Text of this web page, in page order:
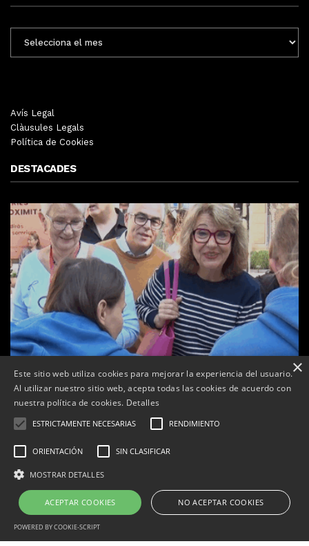
MENSUALS
Avís Legal
Clàusules Legals
Política de Cookies
DESTACADES
Tàrrega celebra la 25a Fira del Medi Ambient
Tàrrega Televisió 18, octubre, 2025 - 12:26
×
Este sitio web utiliza cookies para mejorar la experiencia del usuario.
Al utilizar nuestro sitio web, acepta todas las cookies de acuerdo con
nuestra política de cookies. Detalles
ESTRICTAMENTE NECESARIAS RENDIMIENTO
ORIENTACIÓN SIN CLASIFICAR
MOSTRAR DETALLES
ACEPTAR COOKIES NO ACEPTAR COOKIES
POWERED BY COOKIE-SCRIPT